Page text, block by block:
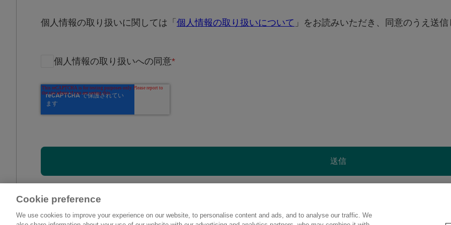
個人情報の取り扱いに関しては「 個人情報の取り扱いについて 」をお読みいただき、同意のうえ送信
個人情報の取り扱いへの同意*
送信
Cookie preference
We use cookies to improve your experience on our website, to personalise content and ads, and to analyse our traffic. We